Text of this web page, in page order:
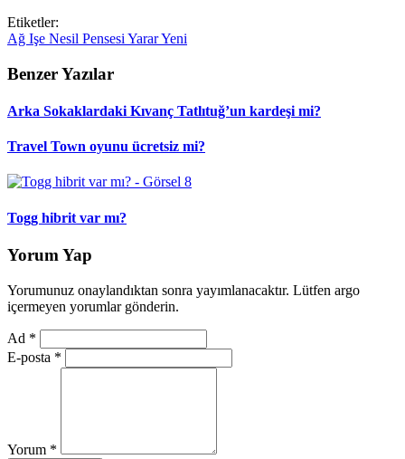
Etiketler:
Ağ Işe Nesil Pensesi YararYeni
Benzer Yazılar
Arka Sokaklardaki Kıvanç Tatlıtuğ’un kardeşi mi?
Travel Town oyunu ücretsiz mi?
Togg hibrit var mı?
Yorum Yap
Yorumunuz onaylandıktan sonra yayımlanacaktır. Lütfen argo
içermeyen yorumlar gönderin.
Ad *
E-posta *
Yorum *